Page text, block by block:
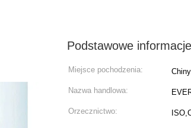
Podstawowe informacje
Miejsce pochodzenia: Chiny
Nazwa handlowa:
Orzecznictwo: